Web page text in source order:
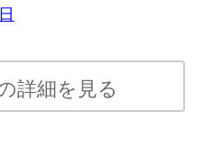
詳細を見る